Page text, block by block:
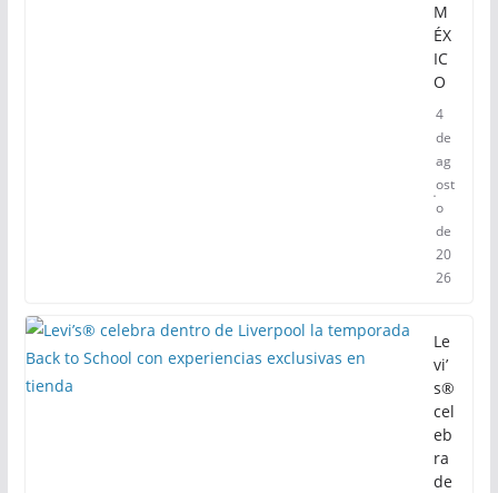
M
ÉX
IC
O
4
de
ag
ost
o
de
20
26
Le
vi’
s®
cel
eb
ra
de